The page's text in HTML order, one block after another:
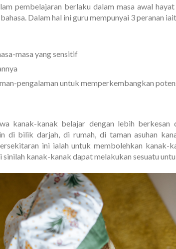
pembelajaran berlaku dalam masa awal
Dalam hal ini guru mempunyai 3 peranan
masa yang sensitif
pengalaman untuk memperkembangkan
kanak-kanak belajar dengan lebih berkesan
di bilik darjah, di rumah, di taman asuhan
ini ialah untuk membolehkan
sinilah kanak-kanak dapat melakukan sesuatu